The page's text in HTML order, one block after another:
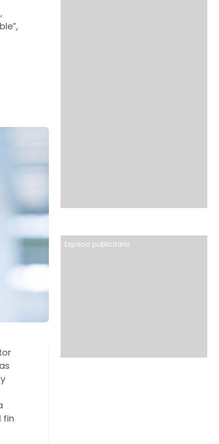
fin
Espacio publicitario